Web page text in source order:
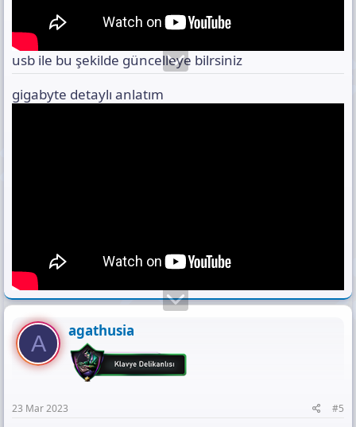
usb ile bu şekilde güncelleye bilrsiniz
gigabyte detaylı anlatım
A agathusia
23 Mar 2023 #5